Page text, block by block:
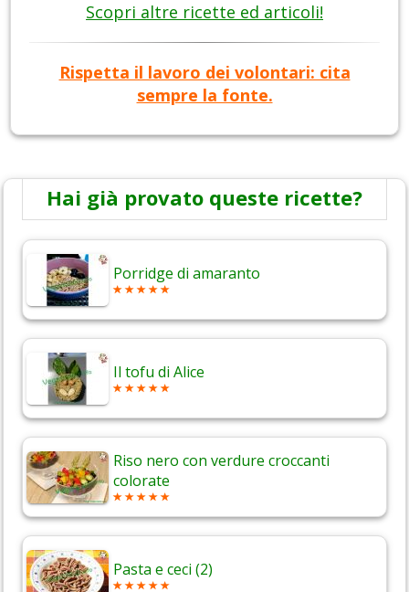
Scopri altre ricette ed articoli!
Rispetta il lavoro dei volontari: cita
sempre la fonte.
Hai già provato queste ricette?
Porridge di amaranto
Il tofu di Alice
Riso nero con verdure croccanti
colorate
Pasta e ceci (2)